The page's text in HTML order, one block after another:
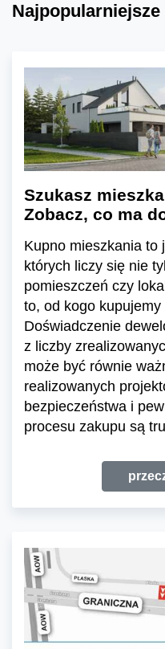
Najpopularniejsze
Szukasz
Zobacz, co ma
Kupno mieszkania to
których liczy się nie
pomieszczeń czy
to, od kogo
Doświadczenie
z liczby
może być równie
realizowanych
bezpieczeństwa i
procesu zakupu są